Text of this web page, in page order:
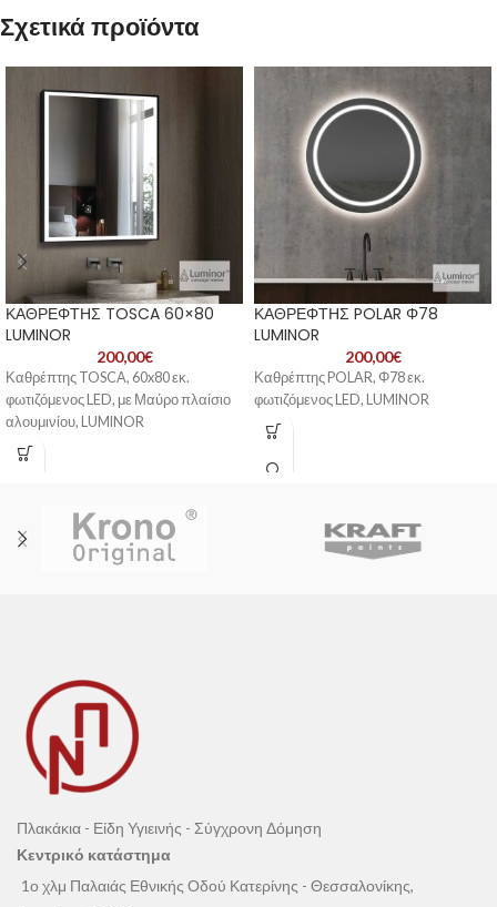
Σχετικά προϊόντα
ΚΑΘΡΕΦΤΗΣ TOSCA 60×80
LUMINOR
200,00€
Καθρέπτης TOSCA, 60x80 εκ.
φωτιζόμενος LED, με Μαύρο πλαίσιο
αλουμινίου, LUMINOR
ΚΑΘΡΕΦΤΗΣ POLAR Φ78
LUMINOR
200,00€
Καθρέπτης POLAR, Φ78 εκ.
φωτιζόμενος LED, LUMINOR
Πλακάκια - Είδη Υγιεινής - Σύγχρονη Δόμηση
Κεντρικό κατάστημα
1ο χλμ Παλαιάς Εθνικής Οδού Κατερίνης - Θεσσαλονίκης,